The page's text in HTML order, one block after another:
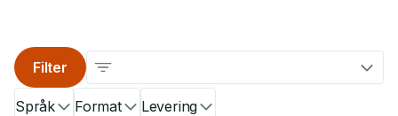
Språk Format Levering
Filter